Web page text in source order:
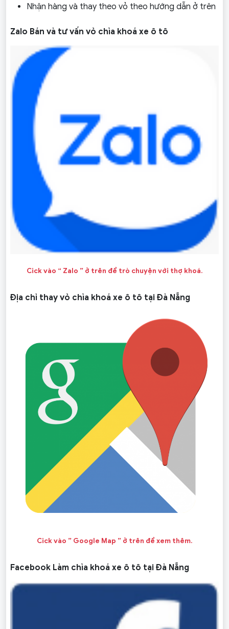
Nhận hàng và thay theo vỏ theo hướng dẫn ở trên
Zalo Bán và tư vấn vỏ chìa khoá xe ô tô
Cick vào “ Zalo ” ở trên để trò chuyện với thợ khoá.
Địa chỉ thay vỏ chìa khoá xe ô tô tại Đà Nẵng
Cick vào ” Google Map ” ở trên để xem thêm.
Facebook Làm chìa khoá xe ô tô tại Đà Nẵng